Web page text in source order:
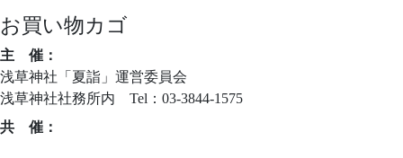
お買い物カゴ
主 催：
浅草神社「夏詣」運営委員会
浅草神社社務所内 Tel：03-3844-1575
共 催：